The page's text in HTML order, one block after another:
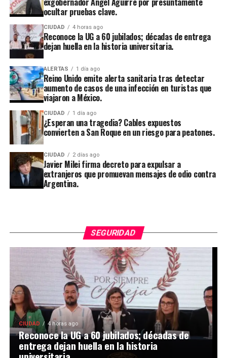
ocultar pruebas clave.
CIUDAD 4 horas ago
Reconoce la UG a 60 jubilados; décadas de entrega
dejan huella en la historia universitaria.
ALERTAS 1 día ago
Reino Unido emite alerta sanitaria tras detectar
aumento de casos de una infección en turistas que
viajaron a México.
CIUDAD 1 día ago
¿Esperan una tragedia? Cables expuestos
convierten a San Roque en un riesgo para peatones.
CIUDAD 2 días ago
Javier Milei firma decreto para expulsar a
extranjeros que promuevan mensajes de odio contra
Argentina.
SEGURIDAD
CIUDAD 4 horas ago
Reconoce la UG a 60 jubilados; décadas de
entrega dejan huella en la historia